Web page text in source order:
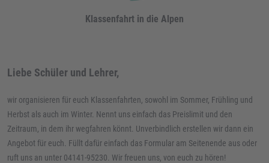
Klassenfahrt in die Alpen
Liebe Schüler und Lehrer,
wir organisieren für euch Klassenfahrten, sowohl im Sommer, Frühling und
Herbst als auch im Winter. Nennt uns einfach das Preislimit und den
Zeitraum, in dem ihr wegfahren könnt. Unverbindlich erstellen wir dann ein
Angebot für euch. Füllt dafür einfach das Formular am Seitenende aus oder
ruft uns an unter 04141-95230. Wir freuen uns, von euch zu hören!